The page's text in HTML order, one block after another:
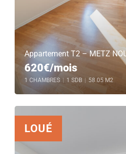
Appartement T2 – METZ
620€/mois
1 CHAMBRES 1 SDB 58.05 M2
LOUÉ